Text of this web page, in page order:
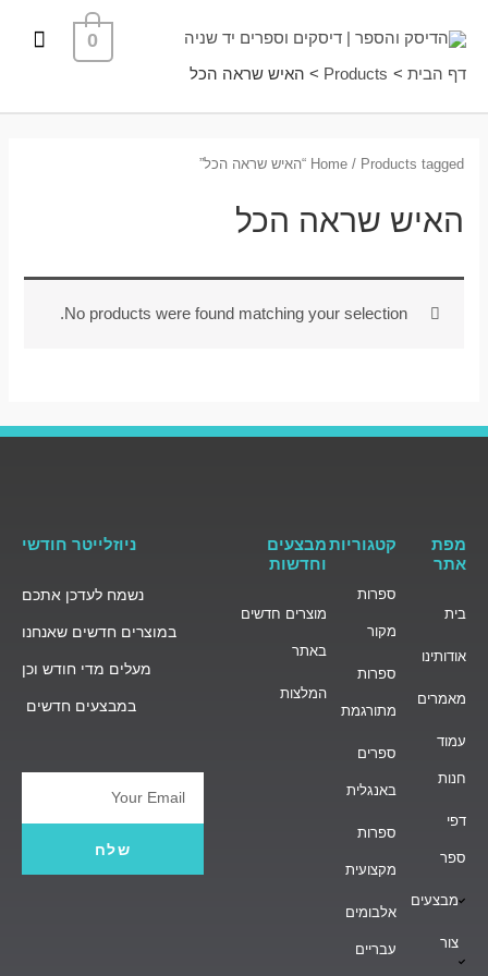
0
דף הבית Products האיש שראה הכל
Home/ Products tagged “האיש שראה הכל”
האיש שראה הכל
No products were found matching your selection.
מפת
אתר
בית
אודותינו
מאמרים
עמוד
חנות
דפי
ספר
מבצעים
צור
קטגוריות
ספרות
מקור
ספרות
מתורגמת
ספרים
באנגלית
ספרות
מקצועית
אלבומים
עבריים
מבצעים
וחדשות
מוצרים חדשים
באתר
המלצות
ניוזלייטר חודשי
נשמח לעדכן אתכם
במוצרים חדשים שאנחנו
מעלים מדי חודש וכן
במבצעים חדשים
Email
שלח